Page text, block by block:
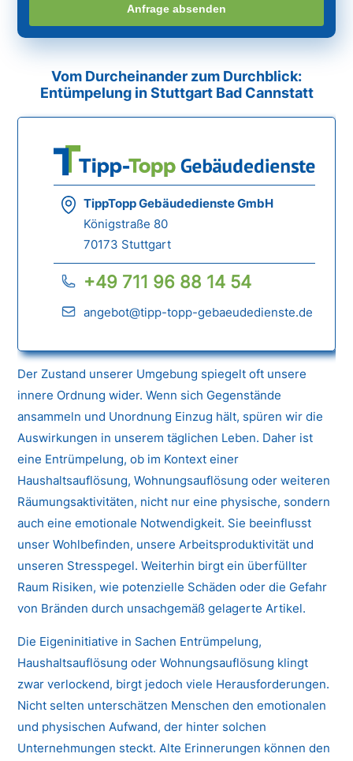
Anfrage absenden
Vom Durcheinander zum Durchblick:
Entümpelung in Stuttgart Bad Cannstatt
TippTopp Gebäudedienste GmbH
Königstraße 80
70173 Stuttgart
+49 711 96 88 14 54
angebot@tipp-topp-gebaeudedienste.de
Der Zustand unserer Umgebung spiegelt oft unsere
innere Ordnung wider. Wenn sich Gegenstände
ansammeln und Unordnung Einzug hält, spüren wir die
Auswirkungen in unserem täglichen Leben. Daher ist
eine Entrümpelung, ob im Kontext einer
Haushaltsauflösung, Wohnungsauflösung oder weiteren
Räumungsaktivitäten, nicht nur eine physische, sondern
auch eine emotionale Notwendigkeit. Sie beeinflusst
unser Wohlbefinden, unsere Arbeitsproduktivität und
unseren Stresspegel. Weiterhin birgt ein überfüllter
Raum Risiken, wie potenzielle Schäden oder die Gefahr
von Bränden durch unsachgemäß gelagerte Artikel.
Die Eigeninitiative in Sachen Entrümpelung,
Haushaltsauflösung oder Wohnungsauflösung klingt
zwar verlockend, birgt jedoch viele Herausforderungen.
Nicht selten unterschätzen Menschen den emotionalen
und physischen Aufwand, der hinter solchen
Unternehmungen steckt. Alte Erinnerungen können den